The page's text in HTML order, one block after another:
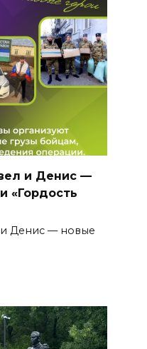
и Денис —
«Гордость
и Денис — новые